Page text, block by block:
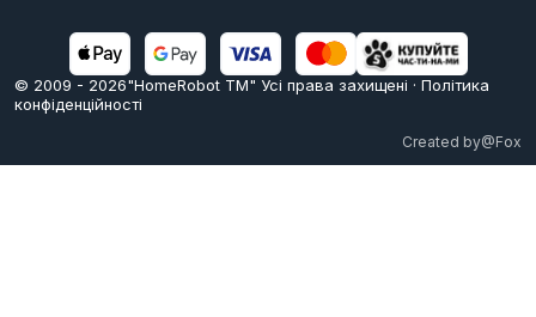
© 2009 - 2026"HomeRobot ТМ" Усi права захищені · Політика
конфіденційності
Created by@Fox